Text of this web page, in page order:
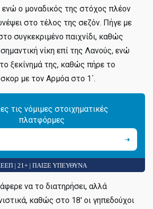
ο μοναδικός της στόχος πλέον
στο τέλος της σεζόν. Πήγε με
συγκεκριμένο παιχνίδι, καθώς
νίκη επί της Λανούς, ενώ
ξεκίνημά της, καθώς πήρε το
με τον Αρμόα στο 1´.
τις νόμιμες στοιχηματικές
πλατφόρμες
| 21+ | ΠΑΙΞΕ ΥΠΕΥΘΥΝΑ
να το διατηρήσει, αλλά
καθώς στο 18' οι γηπεδούχοι